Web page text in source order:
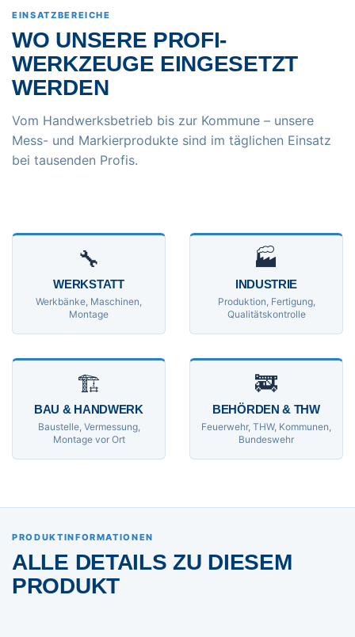
EINSATZBEREICHE
WO UNSERE PROFI-
WERKZEUGE EINGESETZT
WERDEN
Vom Handwerksbetrieb bis zur Kommune – unsere
Mess- und Markierprodukte sind im täglichen Einsatz
bei tausenden Profis.
🔧
WERKSTATT
Werkbänke, Maschinen,
Montage
🏭
INDUSTRIE
Produktion, Fertigung,
Qualitätskontrolle
🏗
BAU & HANDWERK
Baustelle, Vermessung,
Montage vor Ort
🚒
BEHÖRDEN & THW
Feuerwehr, THW, Kommunen,
Bundeswehr
PRODUKTINFORMATIONEN
ALLE DETAILS ZU DIESEM
PRODUKT